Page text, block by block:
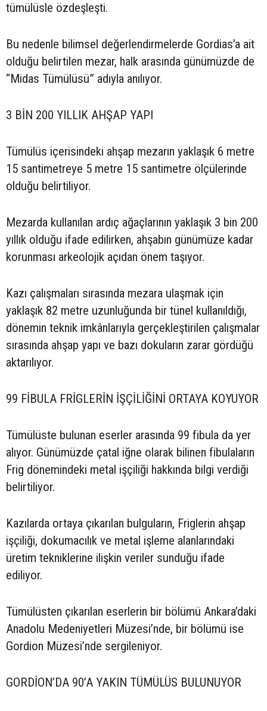
tümülüsle özdeşleşti.
Bu nedenle bilimsel değerlendirmelerde Gordias’a ait
olduğu belirtilen mezar, halk arasında günümüzde de
“Midas Tümülüsü” adıyla anılıyor.
3 BİN 200 YILLIK AHŞAP YAPI
Tümülüs içerisindeki ahşap mezarın yaklaşık 6 metre
15 santimetreye 5 metre 15 santimetre ölçülerinde
olduğu belirtiliyor.
Mezarda kullanılan ardıç ağaçlarının yaklaşık 3 bin 200
yıllık olduğu ifade edilirken, ahşabın günümüze kadar
korunması arkeolojik açıdan önem taşıyor.
Kazı çalışmaları sırasında mezara ulaşmak için
yaklaşık 82 metre uzunluğunda bir tünel kullanıldığı,
dönemin teknik imkânlarıyla gerçekleştirilen çalışmalar
sırasında ahşap yapı ve bazı dokuların zarar gördüğü
aktarılıyor.
99 FİBULA FRİGLERİN İŞÇİLİĞİNİ ORTAYA KOYUYOR
Tümülüste bulunan eserler arasında 99 fibula da yer
alıyor. Günümüzde çatal iğne olarak bilinen fibulaların
Frig dönemindeki metal işçiliği hakkında bilgi verdiği
belirtiliyor.
Kazılarda ortaya çıkarılan bulguların, Friglerin ahşap
işçiliği, dokumacılık ve metal işleme alanlarındaki
üretim tekniklerine ilişkin veriler sunduğu ifade
ediliyor.
Tümülüsten çıkarılan eserlerin bir bölümü Ankara’daki
Anadolu Medeniyetleri Müzesi’nde, bir bölümü ise
Gordion Müzesi’nde sergileniyor.
GORDİON’DA 90’A YAKIN TÜMÜLÜS BULUNUYOR